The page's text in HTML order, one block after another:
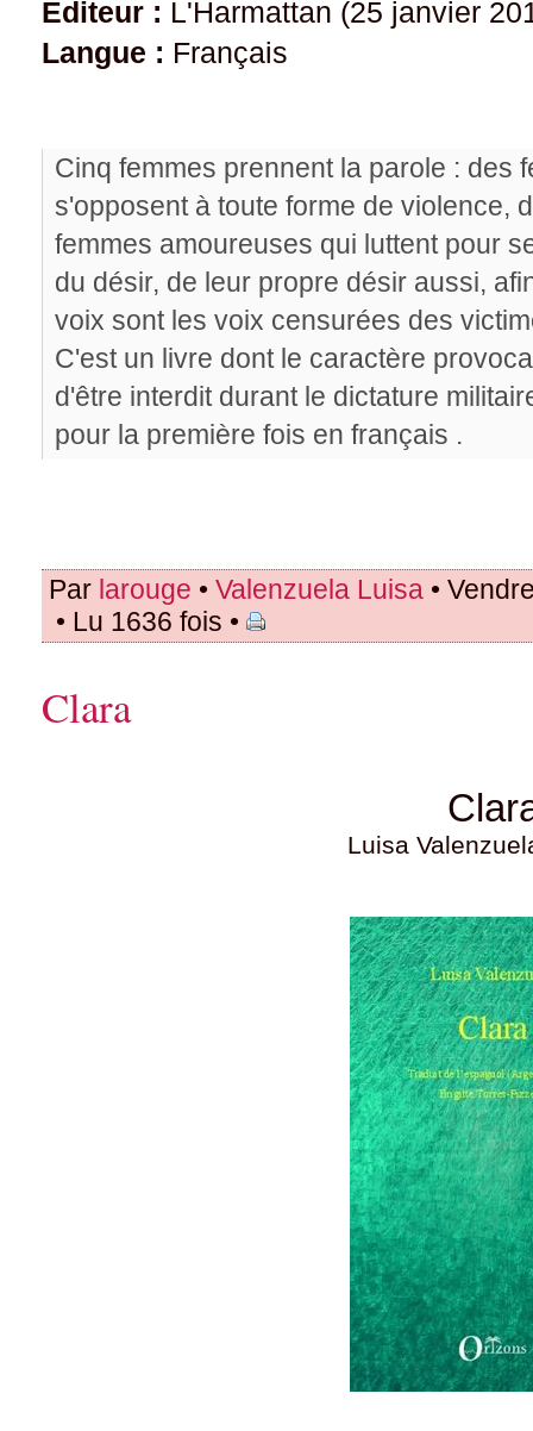
Editeur : L'Harmattan (25 janvier
Langue : Français
Cinq femmes prennent la parole : des
s'opposent à toute forme de violence,
femmes amoureuses qui luttent pour
du désir, de leur propre désir aussi,
voix sont les voix censurées des
C'est un livre dont le caractère
d'être interdit durant le dictature
pour la première fois en français .
Par larouge • Valenzuela Luisa •
• Lu 1636 fois •
Clara
Luisa